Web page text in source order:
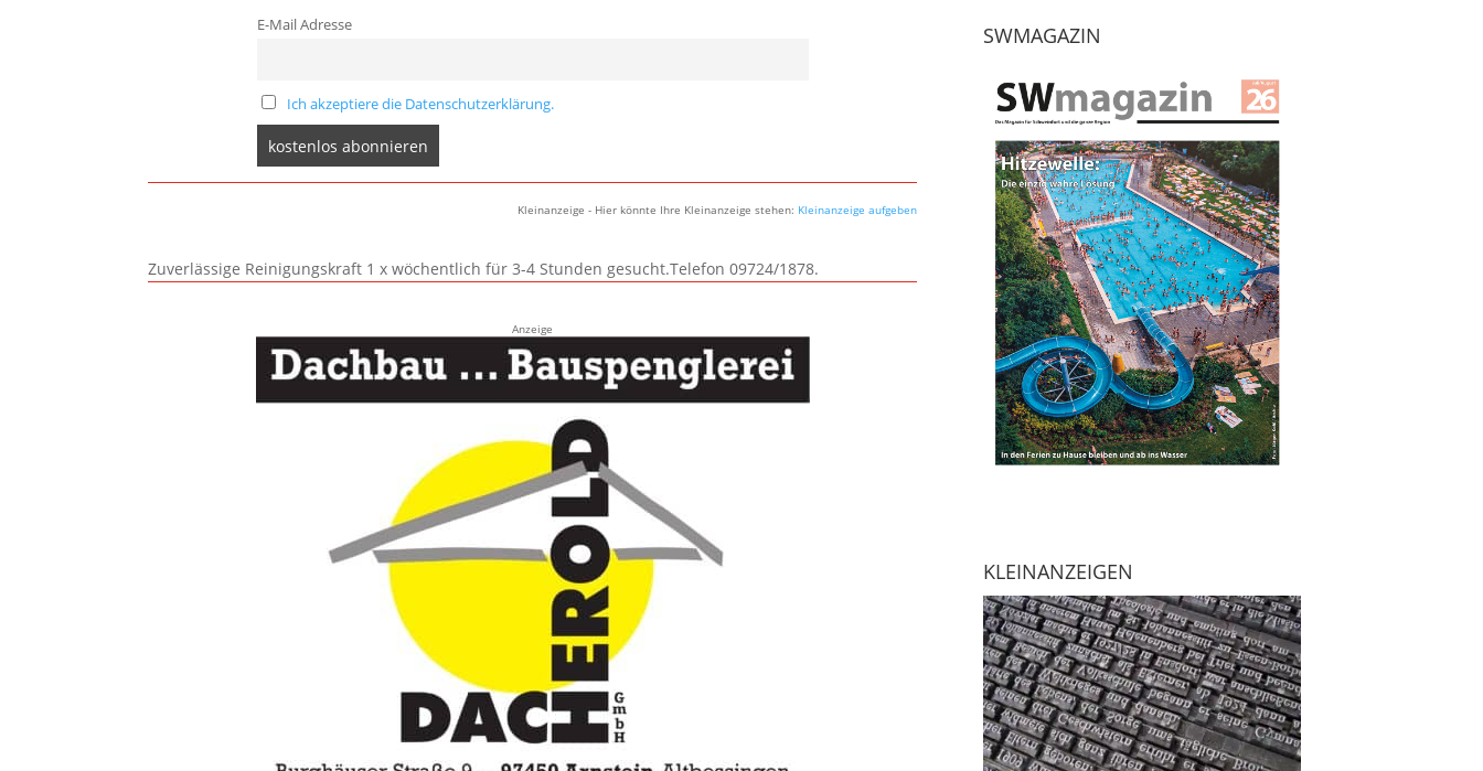
E-Mail Adresse
Ich akzeptiere die Datenschutzerklärung.
Kleinanzeige - Hier könnte Ihre Kleinanzeige stehen: Kleinanzeige aufgeben
Zuverlässige Reinigungskraft 1 x wöchentlich für 3-4 Stunden gesucht.Telefon 09724/1878.
Anzeige
SWMAGAZIN
KLEINANZEIGEN